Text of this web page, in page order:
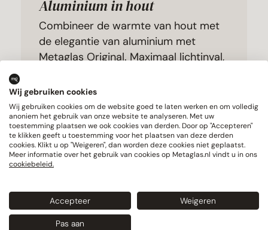
Aluminium in hout
Combineer de warmte van hout met
de elegantie van aluminium met
Metaglas Original. Maximaal lichtinval,
Meer informatie
Maatwerk voormaximale
Wij gebruiken cookies
Wij gebruiken cookies om de website goed te laten werken en om volledig
anoniem het gebruik van onze website te analyseren. Met uw
toestemming plaatsen we ook cookies van derden. Door op "Accepteren"
te klikken geeft u toestemming voor het plaatsen van deze derden
cookies. Klikt u op "Weigeren", dan worden deze cookies niet geplaatst.
Meer informatie over het gebruik van cookies op Metaglas.nl vindt u in ons
cookiebeleid.
Accepteer Weigeren
Pas aan